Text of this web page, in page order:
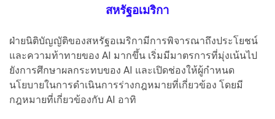
สหรัฐอเมริกา
ฝ่ายนิติบัญญัติของสหรัฐอเมริกามีการพิจารณาถึงประโยชน์
และความท้าทายของ AI มากขึ้น เริ่มมีมาตรการที่มุ่งเน้นไป
ยังการศึกษาผลกระทบของ AI และเปิดช่องให้ผู้กำหนด
นโยบายในการดำเนินการร่างกฎหมายที่เกี่ยวข้อง โดยมี
กฎหมายที่เกี่ยวข้องกับ AI อาทิ